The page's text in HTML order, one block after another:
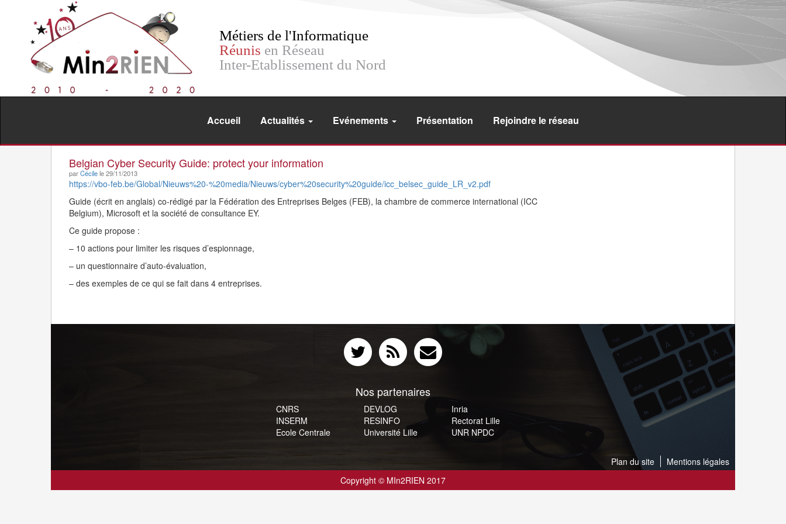
Métiers de l'Informatique
Réunis en Réseau
Inter-Etablissement du Nord
Accueil Actualités Evénements Présentation Rejoindre le réseau
Belgian Cyber Security Guide: protect your information
parCécilele 29/11/2013
https://vbo-feb.be/Global/Nieuws%20-%20media/Nieuws/cyber%20security%20guide/icc_belsec_guide_LR_v2.pdf
Guide (écrit en anglais) co-rédigé par la Fédération des Entreprises Belges (FEB), la chambre de commerce international (ICC
Belgium), Microsoft et la société de consultance EY.
Ce guide propose :
– 10 actions pour limiter les risques d’espionnage,
– un questionnaire d’auto-évaluation,
– des exemples de ce qui se fait dans 4 entreprises.
Nos partenaires
CNRS DEVLOG
Inria
INSERM
RESINFO
Rectorat Lille
Ecole Centrale
Université Lille UNR NPDC
Plan du site
Mentions légales
Copyright © MIn2RIEN 2017